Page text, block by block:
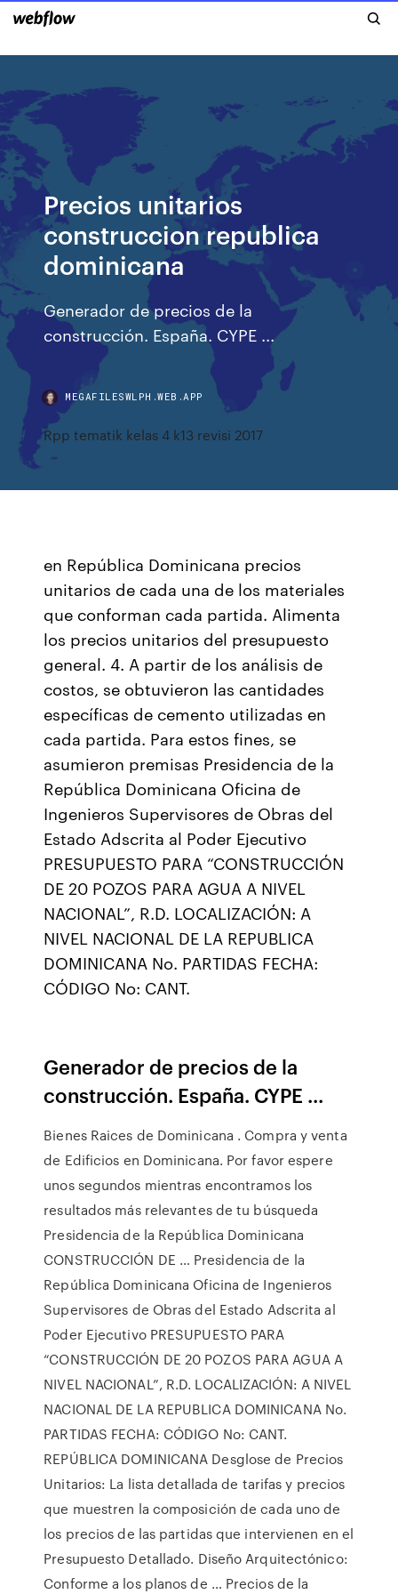
Precios unitarios
construccion republica
dominicana
Generador de precios de la
construcción. España. CYPE ...
MEGAFILESWLPH.WEB.APP
Rpp tematik kelas 4 k13 revisi 2017
en República Dominicana precios
unitarios de cada una de los materiales
que conforman cada partida. Alimenta
los precios unitarios del presupuesto
general. 4. A partir de los análisis de
costos, se obtuvieron las cantidades
específicas de cemento utilizadas en
cada partida. Para estos fines, se
asumieron premisas Presidencia de la
República Dominicana Oficina de
Ingenieros Supervisores de Obras del
Estado Adscrita al Poder Ejecutivo
PRESUPUESTO PARA “CONSTRUCCIÓN
DE 20 POZOS PARA AGUA A NIVEL
NACIONAL”, R.D. LOCALIZACIÓN: A
NIVEL NACIONAL DE LA REPUBLICA
DOMINICANA No. PARTIDAS FECHA:
CÓDIGO No: CANT.
Generador de precios de la
construcción. España. CYPE ...
Bienes Raices de Dominicana . Compra y venta
de Edificios en Dominicana. Por favor espere
unos segundos mientras encontramos los
resultados más relevantes de tu búsqueda
Presidencia de la República Dominicana
CONSTRUCCIÓN DE … Presidencia de la
República Dominicana Oficina de Ingenieros
Supervisores de Obras del Estado Adscrita al
Poder Ejecutivo PRESUPUESTO PARA
“CONSTRUCCIÓN DE 20 POZOS PARA AGUA A
NIVEL NACIONAL”, R.D. LOCALIZACIÓN: A NIVEL
NACIONAL DE LA REPUBLICA DOMINICANA No.
PARTIDAS FECHA: CÓDIGO No: CANT.
REPÚBLICA DOMINICANA Desglose de Precios
Unitarios: La lista detallada de tarifas y precios
que muestren la composición de cada uno de
los precios de las partidas que intervienen en el
Presupuesto Detallado. Diseño Arquitectónico:
Conforme a los planos de … Precios de la